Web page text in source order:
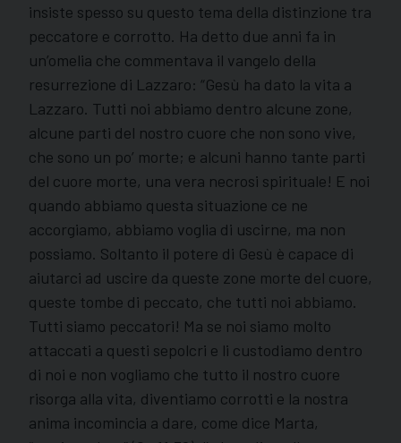
insiste spesso su questo tema della distinzione tra
peccatore e corrotto. Ha detto due anni fa in
un’omelia che commentava il vangelo della
resurrezione di Lazzaro: “Gesù ha dato la vita a
Lazzaro. Tutti noi abbiamo dentro alcune zone,
alcune parti del nostro cuore che non sono vive,
che sono un po’ morte; e alcuni hanno tante parti
del cuore morte, una vera necrosi spirituale! E noi
quando abbiamo questa situazione ce ne
accorgiamo, abbiamo voglia di uscirne, ma non
possiamo. Soltanto il potere di Gesù è capace di
aiutarci ad uscire da queste zone morte del cuore,
queste tombe di peccato, che tutti noi abbiamo.
Tutti siamo peccatori! Ma se noi siamo molto
attaccati a questi sepolcri e li custodiamo dentro
di noi e non vogliamo che tutto il nostro cuore
risorga alla vita, diventiamo corrotti e la nostra
anima incomincia a dare, come dice Marta,